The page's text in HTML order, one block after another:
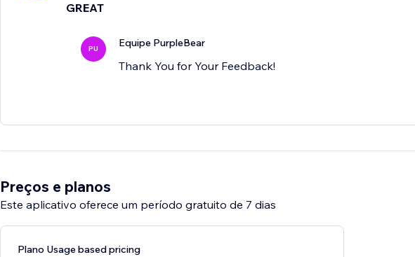
GREAT
PU Equipe PurpleBear
Thank You for Your Feedback!
Preços e planos
Este aplicativo oferece um período gratuito de 7 dias
Plano Usage based pricing